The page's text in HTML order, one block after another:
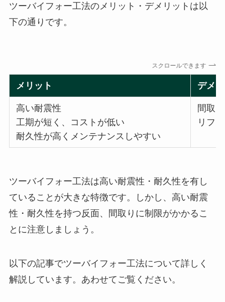
ツーバイフォー工法のメリット・デメリットは以
下の通りです。
スクロールできます
メリット デメ
高い耐震性
工期が短く、コストが低い
耐久性が高くメンテナンスしやすい
間取
リフ
ツーバイフォー工法は高い耐震性・耐久性を有し
ていることが大きな特徴です。しかし、高い耐震
性・耐久性を持つ反面、間取りに制限がかかるこ
とに注意しましょう。
以下の記事でツーバイフォー工法について詳しく
解説しています。あわせてご覧ください。